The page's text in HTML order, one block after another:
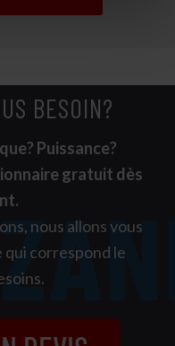
BESOIN?
Puissance?
gratuit dès
nous allons vous
qui correspond le